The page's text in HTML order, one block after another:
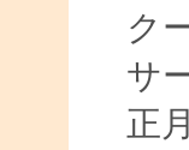
ク
サ
正